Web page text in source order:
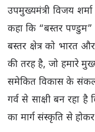
उपमुख्यमंत्री विजय
कहा कि “बस्तर
बस्तर क्षेत्र को भारत
की तरह है, जो हमारे
समेकित विकास के
गर्व से साक्षी बन रहा
का मार्ग संस्कृति से